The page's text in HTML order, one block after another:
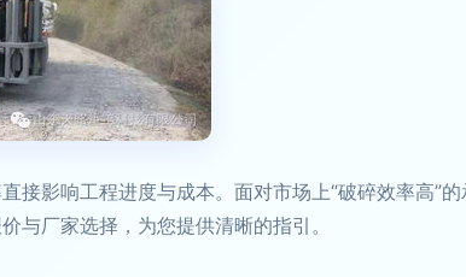
影响工程进度与成本。面对市场上“破碎效率高”的
与厂家选择，为您提供清晰的指引。